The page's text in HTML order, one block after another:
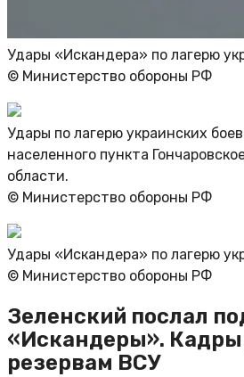
Удары «Искандера» по лагерю
© Министерство обороны РФ
Удары по лагерю украинских
населенного пункта
области.
© Министерство обороны РФ
Удары «Искандера» по лагерю
© Министерство обороны РФ
Зеленский послал
«Искандеры». Кадры
резервам ВСУ